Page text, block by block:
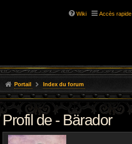
Wiki Accès rapide
Portail Index du forum
Profil de - Bärador